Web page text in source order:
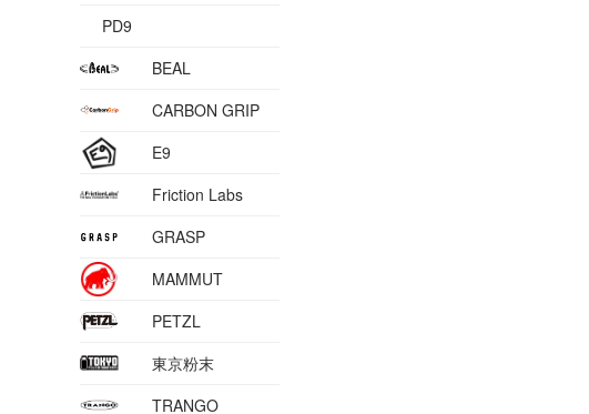
PD9
BEAL
CARBON GRIP
E9
Friction Labs
GRASP
MAMMUT
PETZL
東京粉末
TRANGO